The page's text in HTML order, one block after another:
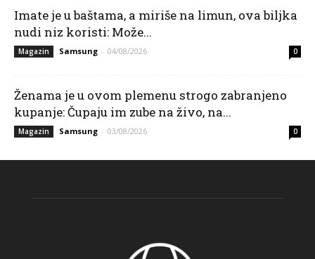
Imate je u baštama, a miriše na limun, ova biljka
nudi niz koristi: Može...
Magazin Samsung - 04/08/2026 0
Ženama je u ovom plemenu strogo zabranjeno
kupanje: Čupaju im zube na živo, na...
Magazin Samsung - 03/08/2026 0